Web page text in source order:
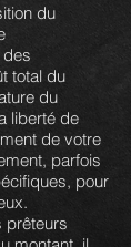
du
total du
du
liberté de
de votre
parfois
pour
prêteurs